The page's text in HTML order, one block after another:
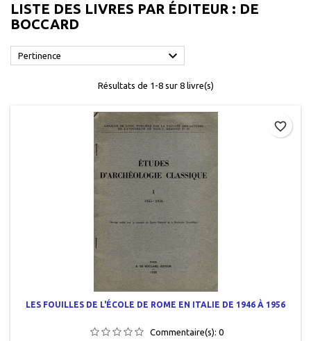
LISTE DES LIVRES PAR ÉDITEUR : DE
BOCCARD
Pertinence 
Résultats de 1-8 sur 8 livre(s)
LES FOUILLES DE L'ÉCOLE DE ROME EN ITALIE DE 1946 À 1956
Commentaire(s): 0
favorite_border